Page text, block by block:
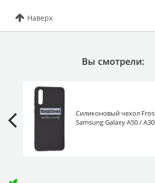
Наверх
Вы смотрели:
Силиконовый чехол
Samsung Galaxy A50 /